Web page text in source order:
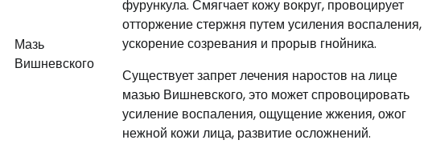
Мазь
Вишневского
фурункула. Смягчает кожу вокруг, провоцирует
отторжение стержня путем усиления воспаления,
ускорение созревания и прорыв гнойника.
Существует запрет лечения наростов на лице
мазью Вишневского, это может спровоцировать
усиление воспаления, ощущение жжения, ожог
нежной кожи лица, развитие осложнений.